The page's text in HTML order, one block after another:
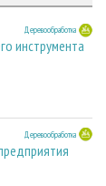
Деревообработка
инструмента
Деревообработка